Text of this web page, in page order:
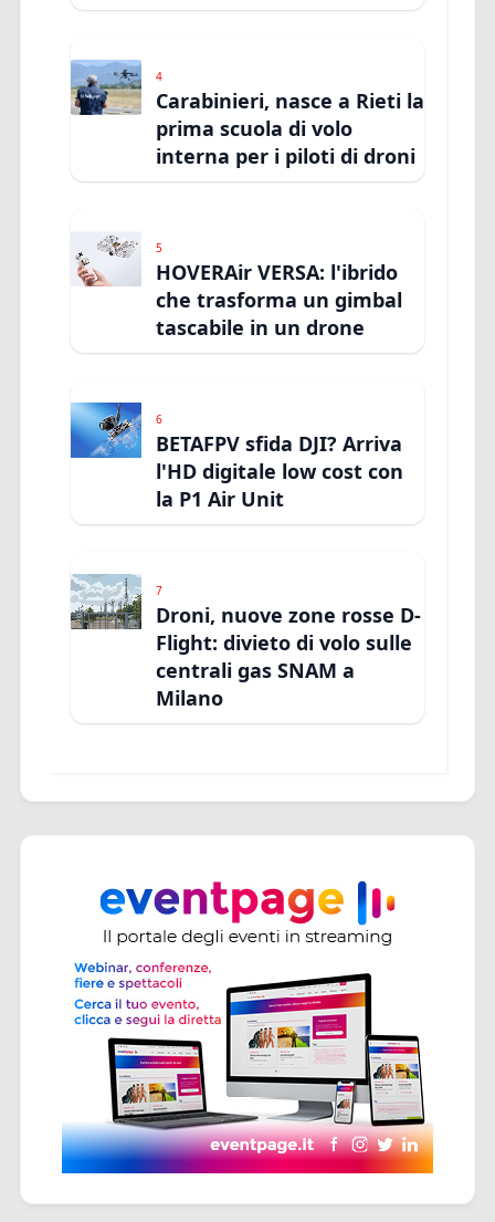
4
Carabinieri, nasce a Rieti la
prima scuola di volo
interna per i piloti di droni
5
HOVERAir VERSA: l'ibrido
che trasforma un gimbal
tascabile in un drone
6
BETAFPV sfida DJI? Arriva
l'HD digitale low cost con
la P1 Air Unit
7
Droni, nuove zone rosse D-
Flight: divieto di volo sulle
centrali gas SNAM a
Milano